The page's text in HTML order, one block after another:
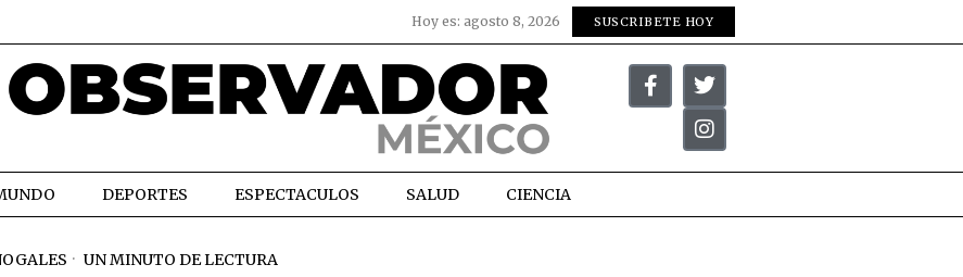
Hoy es: agosto 8, 2026 SUSCRIBETE HOY
DEPORTES ESPECTACULOS SALUD CIENCIA
UN MINUTO DE LECTURA